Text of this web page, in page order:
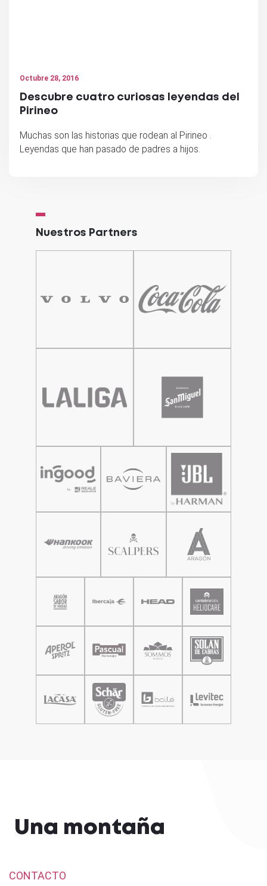
Octubre 28, 2016
Descubre cuatro curiosas leyendas del
Pirineo
Muchas son las historias que rodean al Pirineo .
Leyendas que han pasado de padres a hijos.
Nuestros Partners
Una montaña
CONTACTO